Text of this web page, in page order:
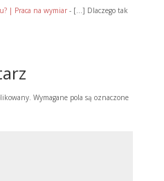
| Praca na wymiar- […] Dlaczego tak
Wymagane pola są oznaczone